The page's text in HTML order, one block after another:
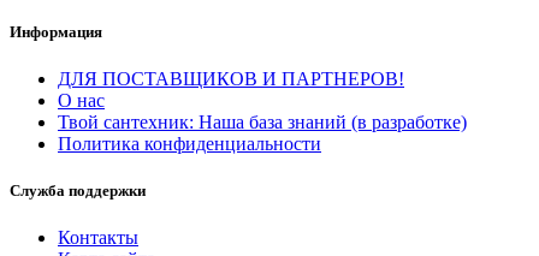
Информация
ДЛЯ ПОСТАВЩИКОВ И ПАРТНЕРОВ!
О нас
Твой сантехник: Наша база знаний (в разработке)
Политика конфиденциальности
Служба поддержки
Контакты